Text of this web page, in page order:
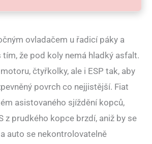
ovladačem u řadicí páky a
že pod koly nemá hladký asfalt.
čtyřkolky, ale i ESP tak, aby
povrch co nejjistější. Fiat
asistovaného sjíždění kopců,
z prudkého kopce brzdí, aniž by se
auto se nekontrolovatelně